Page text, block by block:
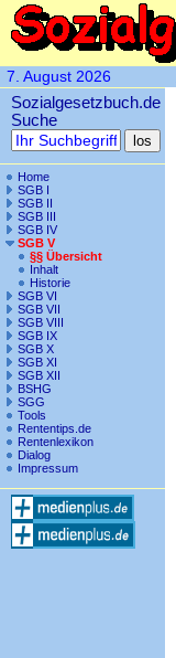
7. August 2026
Sozialgesetzbuch.de
Suche
Home
SGB I
SGB II
SGB III
SGB IV
SGB V
§§ Übersicht
Inhalt
Historie
SGB VI
SGB VII
SGB VIII
SGB IX
SGB X
SGB XI
SGB XII
BSHG
SGG
Tools
Rententips.de
Rentenlexikon
Dialog
Impressum